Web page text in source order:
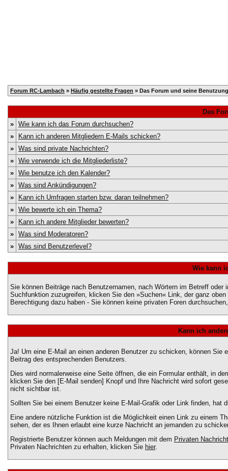
Forum RC-Lambach » Häufig gestellte Fragen » Das Forum und seine Benutzung
Das
» Wie kann ich das Forum durchsuchen?
»
Kann ich anderen Mitgliedern E-Mails schicken?
» Was sind private Nachrichten?
» Wie verwende ich die Mitgliederliste?
» Wie benutze ich den Kalender?
» Was sind Ankündigungen?
»
Kann ich Umfragen starten bzw. daran teilnehmen?
» Wie bewerte ich ein Thema?
»
Kann ich andere Mitglieder bewerten?
» Was sind Moderatoren?
» Was sind Benutzerlevel?
Wie kann
Sie können Beiträge nach Benutzernamen, nach Wörtern im Betreff
Suchfunktion zuzugreifen, klicken Sie den »Suchen« Link, der ganz
Berechtigung dazu haben - Sie können keine privaten Foren
Kann ich
Ja! Um eine E-Mail an einen anderen Benutzer zu schicken, können Sie
Beitrag des entsprechenden Benutzers.
Dies wird normalerweise eine Seite öffnen, die ein Formular enthält, in
klicken Sie den [E-Mail senden] Knopf und Ihre Nachricht wird sofort
nicht sichtbar ist.
Sollten Sie bei einem Benutzer keine E-Mail-Grafik oder Link finden, hat
Eine andere nützliche Funktion ist die Möglichkeit einen Link zu einem
sehen, der es Ihnen erlaubt eine kurze Nachricht an jemanden zu
Registrierte Benutzer können auch Meldungen mit dem Privaten
Privaten Nachrichten zu erhalten, klicken Sie hier.